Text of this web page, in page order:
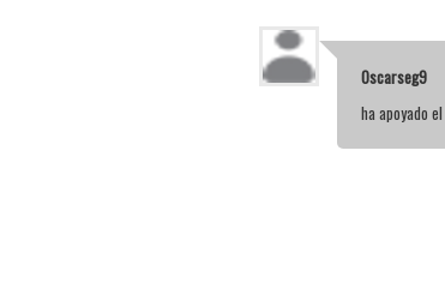
Oscarseg9
ha apoyado